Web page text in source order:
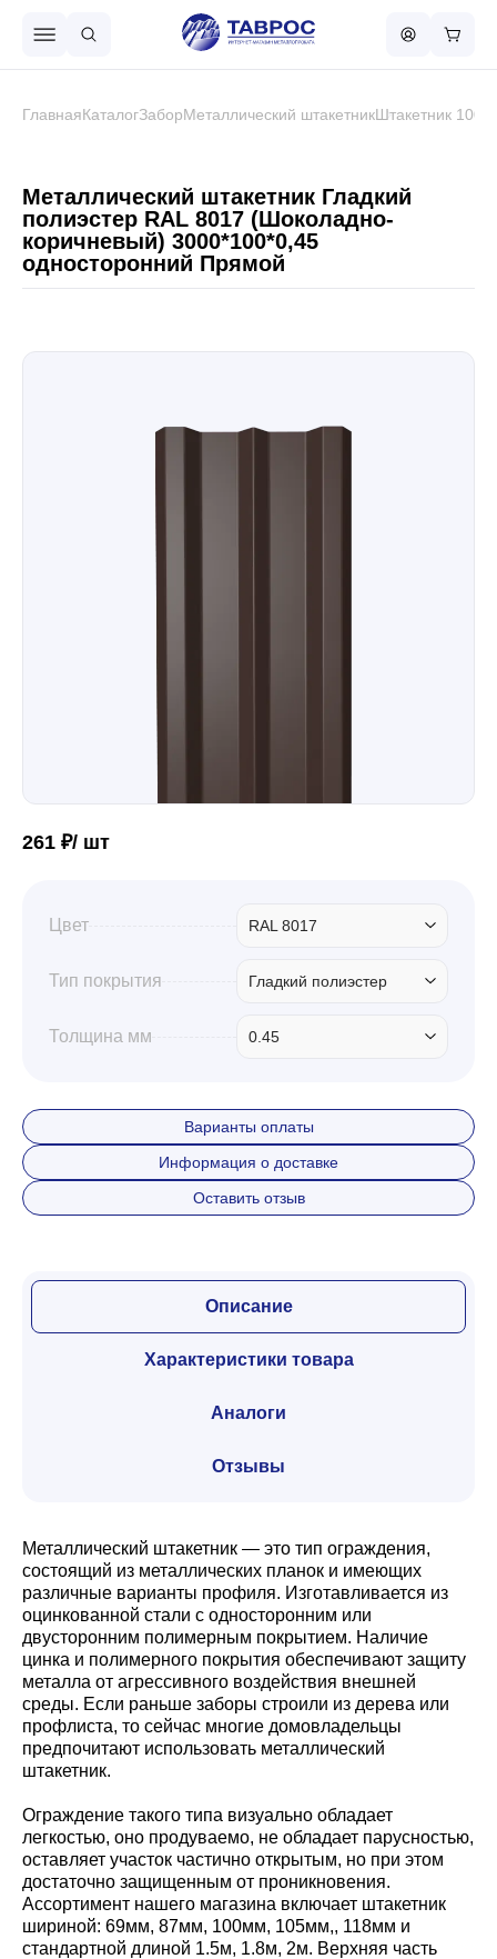
Металлочерепица
Водосточная система
ГлавнаяКаталогЗаборМеталлический штакетникШтакетник 100
Металлический штакетник Гладкий
полиэстер RAL 8017 (Шоколадно-
коричневый) 3000*100*0,45
односторонний Прямой
261 ₽/ шт
Цвет RAL 8017
Тип покрытия Гладкий полиэстер
Толщина мм 0.45
Варианты оплаты
Информация о доставке
Оставить отзыв
Описание
Характеристики товара
Аналоги
Отзывы
Металлический штакетник — это тип ограждения,
состоящий из металлических планок и имеющих
различные варианты профиля. Изготавливается из
оцинкованной стали с односторонним или
двусторонним полимерным покрытием. Наличие
цинка и полимерного покрытия обеспечивают защиту
металла от агрессивного воздействия внешней
среды. Если раньше заборы строили из дерева или
профлиста, то сейчас многие домовладельцы
предпочитают использовать металлический
штакетник.
Ограждение такого типа визуально обладает
легкостью, оно продуваемо, не обладает парусностью,
оставляет участок частично открытым, но при этом
достаточно защищенным от проникновения.
Ассортимент нашего магазина включает штакетник
шириной: 69мм, 87мм, 100мм, 105мм,, 118мм и
стандартной длиной 1.5м, 1.8м, 2м. Верхняя часть